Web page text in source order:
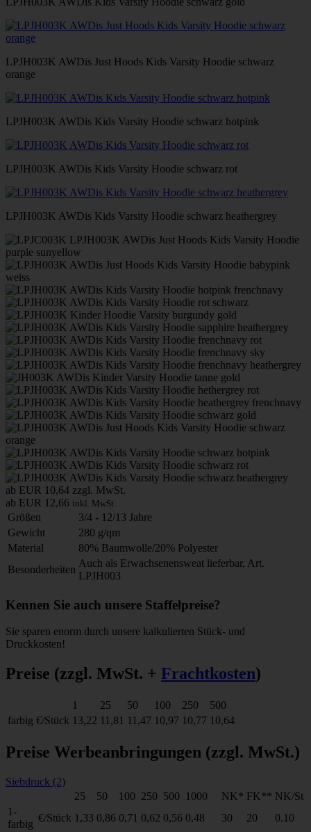
LPJH003K AWDis Just Hoods Kids Varsity Hoodie schwarz
orange
LPJH003K AWDis Kids Varsity Hoodie schwarz hotpink
LPJH003K AWDis Kids Varsity Hoodie schwarz rot
LPJH003K AWDis Kids Varsity Hoodie schwarz heathergrey
ab EUR 10,64 zzgl. MwSt.
ab EUR 12,66 inkl. MwSt.
Größen
3/4 - 12/13 Jahre
Gewicht
280 g/qm
Material
80% Baumwolle/20% Polyester
Besonderheiten
Auch als Erwachsenensweat lieferbar, Art.
LPJH003
Kennen Sie auch unsere Staffelpreise?
Sie sparen enorm durch unsere kalkulierten Stück- und
Druckkosten!
Preise (zzgl. MwSt. + Frachtkosten)
1 25 50 100 250
500
farbig €/Stück 13,22 11,81 11,47 10,97 10,77 10,64
Preise Werbeanbringungen (zzgl. MwSt.)
Siebdruck (2)
25
50 100 250 500 1000 NK* FK** NK/St
1-
farbig
€/Stück 1,33 0,86 0,71 0,62 0,56 0,48 30 20
0.10